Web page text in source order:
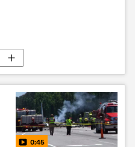
0:45